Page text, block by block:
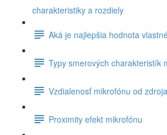
charakteristiky a rozdiely
Aká je najlepšia hodnota
Typy smerových charakteristík
Vzdialenosť mikrofónu od
Proximity efekt mikrofónu